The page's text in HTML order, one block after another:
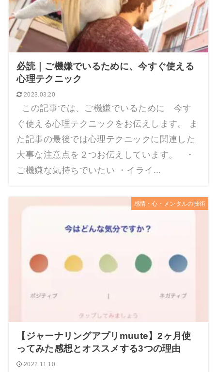
必読｜ご機嫌でいるために、今すぐ使える
心理テクニック
2023.03.20
この記事では、ご機嫌でいるために 今す
ぐ使える心理テクニックをお伝えします。 ま
た記事の最後では心理テクニックに関連した
大事な注意点を２つお伝えしています。 ・
ご機嫌な気持ちでいたい ・イライ...
感情・心・メンタルの技術
【ジャーナリングアプリmuute】2ヶ月使
ってみた感想とオススメする3つの理由
2022.11.10